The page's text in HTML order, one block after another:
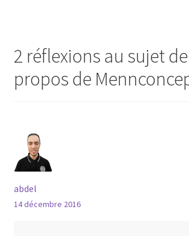
2 réflexions au sujet de
propos de
abdel
14 décembre 2016